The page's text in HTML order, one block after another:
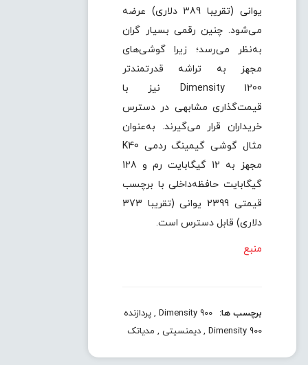
یوانی (تقریبا 389 دلاری) عرضه
می‌شود. چنین رقمی بسیار گران
به‌نظر می‌رسد؛ زیرا گوشی‌های
مجهز به تراشه قدرتمندتر
Dimensity 1200 نیز با
قیمت‌گذاری مشابهی در دسترس
خریداران قرار می‌گیرند. به‌عنوان
مثال گوشی گیمینگ ردمی K40
مجهز به 12 گیگابایت رم و 128
گیگابایت حافظه‌داخلی با برچسب
قیمتی 2399 یوانی (تقریبا 373
دلاری) قابل دسترس است.
منبع
برچسب ها: Dimensity 900
,پردازنده
Dimensity 900
,دیمنسیتی , مدیاتک